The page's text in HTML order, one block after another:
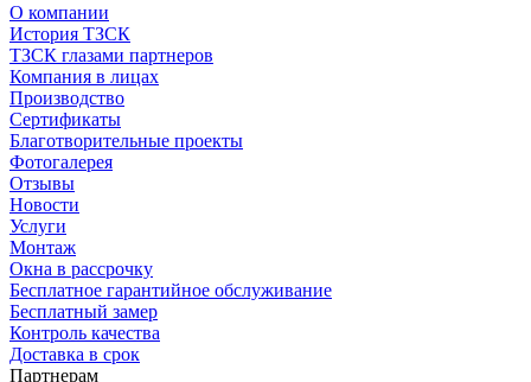
О компании
История ТЗСК
ТЗСК глазами партнеров
Компания в лицах
Производство
Сертификаты
Благотворительные проекты
Фотогалерея
Отзывы
Новости
Услуги
Монтаж
Окна в рассрочку
Бесплатное гарантийное обслуживание
Бесплатный замер
Контроль качества
Доставка в срок
Партнерам